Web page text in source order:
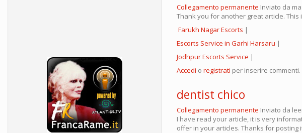
Collegamento permanente Inviato da
Thank you for another great article.
Farukh Nagar Escorts |
Escorts Service in Garhi Harsaru |
Jodhpur Escorts Service |
Accedi o registrati per inserire commenti.
dentist chico
Collegamento permanente Inviato da
I have read your article, it is very
offer in your articles. Thanks for posting